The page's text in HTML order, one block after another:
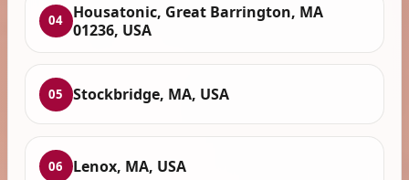
04 Housatonic, Great Barrington, MA
01236, USA
05 Stockbridge, MA, USA
06 Lenox, MA, USA